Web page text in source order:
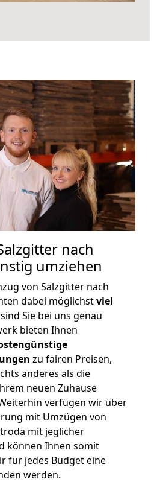
nach
umziehen
von Salzgitter nach
dabei möglichstviel
Sie bei uns genau
bieten Ihnen
zu fairen Preisen,
anderes als die
neuen Zuhause
verfügen wir über
mit Umzügen von
mit jeglicher
können Ihnen somit
für jedes Budget eine
werden.